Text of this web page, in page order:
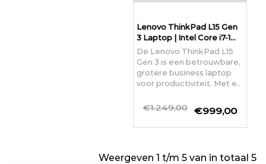
Lenovo ThinkPad L15 Gen
3 Laptop | Intel Core i7-1...
De Lenovo ThinkPad L15
Gen 3 is een betrouwbare,
grotere business laptop
voor productiviteit. Met e..
€1.249,00 €999,00
Weergeven 1 t/m 5 van in totaal 5